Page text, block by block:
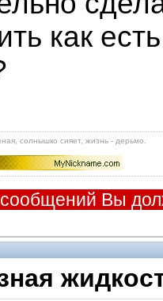
как
солнышко сияет, жизнь - дерьмо.
Вы